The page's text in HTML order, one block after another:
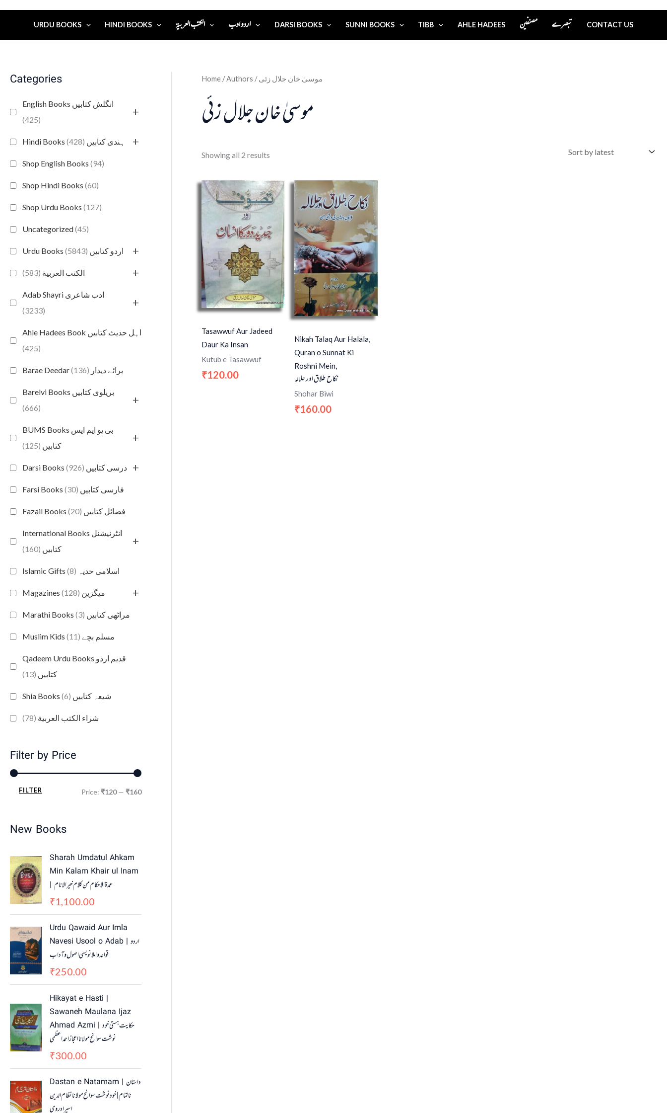
URDU BOOKS HINDI BOOKS الكتب العربية اردو ادب DARSI BOOKS SUNNI BOOKS TIBB AHLE HADEES مصنفین تبصرے CONTACT US
Categories
English Books انگلش کتابیں
(425)
+
Hindi Books ہندی کتابیں (428) +
Shop English Books (94)
Shop Hindi Books (60)
Shop Urdu Books (127)
Uncategorized(45)
Urdu Books اردو کتابیں (5843) +
الكتب العربية (583) +
Adab Shayri ادب شاعری
(3233)
+
Ahle Hadees Book اہل حدیث کتابیں
(425)
Barae Deedar برائے دیدار (136)
Barelvi Books بریلوی کتابیں
(666)
+
BUMS Books بی یو ایم ایس
کتابیں (125)
+
Darsi Books درسی کتابیں (926) +
Farsi Books فارسی کتابیں (30)
Fazail Books فضائل کتابیں (20)
International Books انٹرنیشنل
کتابیں (160)
+
Islamic Gifts اسلامی حدیہ (8)
Magazines میگزین (128) +
Marathi Books مراٹھی کتابیں (3)
Muslim Kids مسلم بچے (11)
Qadeem Urdu Books قدیم اردو
کتابیں (13)
Shia Books شیعہ کتابیں (6)
شراء الكتب العربية (78)
Filter by Price
FILTER Price: ₹120— ₹160
New Books
Sharah Umdatul Ahkam
Min Kalam Khair ul Inam
| عمدۃ الاحکام من کلام خیر الانام
₹1,100.00
Urdu Qawaid Aur Imla
Navesi Usool o Adab | اردو
قواعد و املا نویسی اصول و آداب
₹250.00
Hikayat e Hasti |
Sawaneh Maulana Ijaz
Ahmad Azmi | حکایت ہستی خود
نوشت سوانح مولانا اعجاز احمد اعظمی
₹300.00
Dastan e Natamam | داستان
ناتمام | خود نوشت سوانح مولانا نظام الدین
اسیرادروی
r
i
u
r
Home / Authors / موسیٰ خان جلال زئی
موسیٰ خان جلال زئی
Showing all 2 results
Tasawwuf Aur Jadeed
Daur Ka Insan
Kutub e Tasawwuf
₹120.00
Nikah Talaq Aur Halala,
Quran o Sunnat Ki
Roshni Mein,
نکاح طلاق اور حلالہ
Shohar Biwi
₹160.00